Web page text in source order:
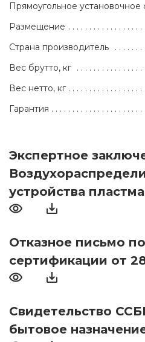
Прямоугольное установочное
Размещение
Страна производитель
Вес брутто, кг
Вес нетто, кг
Гарантия
Экспертное
устройства
Отказное письмо по
сертификации от
Свидетельство
бытовое